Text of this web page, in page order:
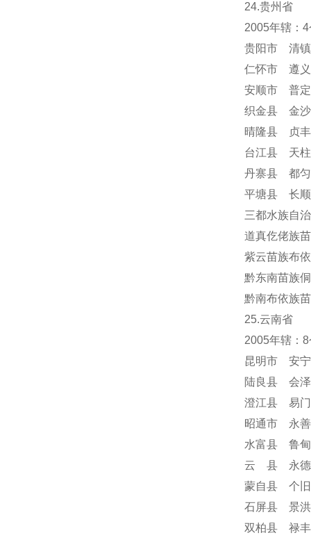
24.贵州省
2005年辖：
贵阳市 清
仁怀市 遵
安顺市 普
织金县 金
晴隆县 贞
台江县 天
丹寨县 都
平塘县 长
三都水族自
道真仡佬族
紫云苗族布
黔东南苗族
黔南布依族
25.云南省
2005年辖：
昆明市 安
陆良县 会
澄江县 易
昭通市 永
水富县 鲁
云 县 永德
蒙自县 个
石屏县 景
双柏县 禄